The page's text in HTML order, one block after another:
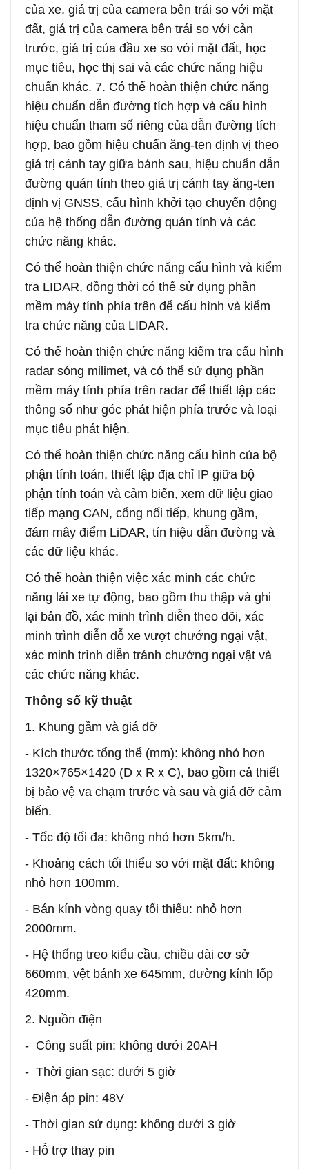
của xe, giá trị của camera bên trái so với mặt
đất, giá trị của camera bên trái so với cản
trước, giá trị của đầu xe so với mặt đất, học
mục tiêu, học thị sai và các chức năng hiệu
chuẩn khác. 7. Có thể hoàn thiện chức năng
hiệu chuẩn dẫn đường tích hợp và cấu hình
hiệu chuẩn tham số riêng của dẫn đường tích
hợp, bao gồm hiệu chuẩn ăng-ten định vị theo
giá trị cánh tay giữa bánh sau, hiệu chuẩn dẫn
đường quán tính theo giá trị cánh tay ăng-ten
định vị GNSS, cấu hình khởi tạo chuyển động
của hệ thống dẫn đường quán tính và các
chức năng khác.
Có thể hoàn thiện chức năng cấu hình và kiểm
tra LIDAR, đồng thời có thể sử dụng phần
mềm máy tính phía trên để cấu hình và kiểm
tra chức năng của LIDAR.
Có thể hoàn thiện chức năng kiểm tra cấu hình
radar sóng milimet, và có thể sử dụng phần
mềm máy tính phía trên radar để thiết lập các
thông số như góc phát hiện phía trước và loại
mục tiêu phát hiện.
Có thể hoàn thiện chức năng cấu hình của bộ
phận tính toán, thiết lập địa chỉ IP giữa bộ
phận tính toán và cảm biến, xem dữ liệu giao
tiếp mạng CAN, cổng nối tiếp, khung gầm,
đám mây điểm LiDAR, tín hiệu dẫn đường và
các dữ liệu khác.
Có thể hoàn thiện việc xác minh các chức
năng lái xe tự động, bao gồm thu thập và ghi
lại bản đồ, xác minh trình diễn theo dõi, xác
minh trình diễn đỗ xe vượt chướng ngại vật,
xác minh trình diễn tránh chướng ngại vật và
các chức năng khác.
Thông số kỹ thuật
1. Khung gầm và giá đỡ
- Kích thước tổng thể (mm): không nhỏ hơn
1320×765×1420 (D x R x C), bao gồm cả thiết
bị bảo vệ va chạm trước và sau và giá đỡ cảm
biến.
- Tốc độ tối đa: không nhỏ hơn 5km/h.
- Khoảng cách tối thiểu so với mặt đất: không
nhỏ hơn 100mm.
- Bán kính vòng quay tối thiểu: nhỏ hơn
2000mm.
- Hệ thống treo kiểu cầu, chiều dài cơ sở
660mm, vệt bánh xe 645mm, đường kính lốp
420mm.
2. Nguồn điện
- Công suất pin: không dưới 20AH
- Thời gian sạc: dưới 5 giờ
- Điện áp pin: 48V
- Thời gian sử dụng: không dưới 3 giờ
- Hỗ trợ thay pin